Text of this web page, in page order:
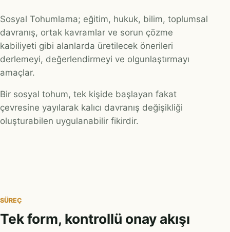
Sosyal Tohumlama; eğitim, hukuk, bilim, toplumsal
davranış, ortak kavramlar ve sorun çözme
kabiliyeti gibi alanlarda üretilecek önerileri
derlemeyi, değerlendirmeyi ve olgunlaştırmayı
amaçlar.
Bir sosyal tohum, tek kişide başlayan fakat
çevresine yayılarak kalıcı davranış değişikliği
oluşturabilen uygulanabilir fikirdir.
SÜREÇ
Tek form, kontrollü onay akışı